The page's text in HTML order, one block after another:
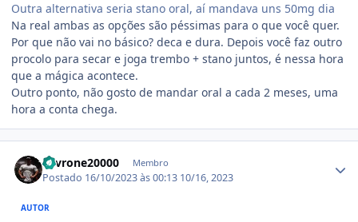
Outra alternativa seria stano oral, aí mandava uns 50mg dia
Na real ambas as opções são péssimas para o que você quer.
Por que não vai no básico? deca e dura. Depois você faz outro
procolo para secar e joga trembo + stano juntos, é nessa hora
que a mágica acontece.
Outro ponto, não gosto de mandar oral a cada 2 meses, uma
hora a conta chega.
Levrone20000 Membro
Postado 16/10/2023 às 00:13 10/16, 2023
AUTOR